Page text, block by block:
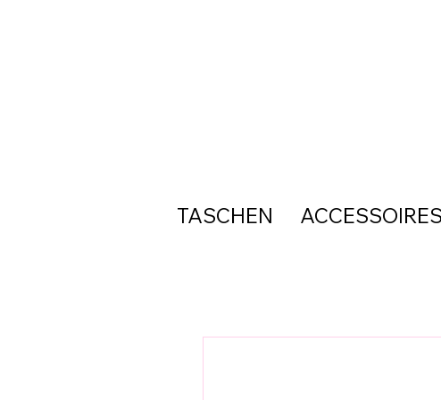
TASCHEN ACCESSOIRES